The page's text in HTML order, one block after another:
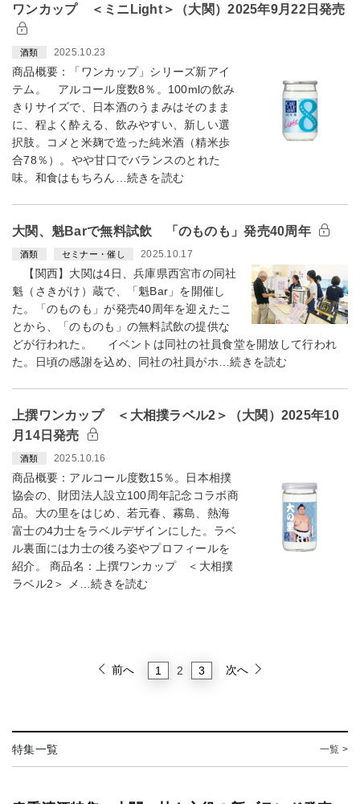
ワンカップ ＜ミニLight＞（大関）2025年9月22日発売
酒類 2025.10.23
商品概要：「ワンカップ」シリーズ新アイ
テム。 アルコール度数8％。100mlの飲み
きりサイズで、日本酒のうまみはそのまま
に、程よく酔える、飲みやすい、新しい選
択肢。コメと米麹で造った純米酒（精米歩
合78％）。やや甘口でバランスのとれた
味。和食はもちろん…続きを読む
大関、魁Barで無料試飲 「のものも」発売40周年
酒類 セミナー・催し 2025.10.17
【関西】大関は4日、兵庫県西宮市の同社
魁（さきがけ）蔵で、「魁Bar」を開催し
た。「のものも」が発売40周年を迎えたこ
とから、「のものも」の無料試飲の提供な
どが行われた。 イベントは同社の社員食堂を開放して行われ
た。日頃の感謝を込め、同社の社員がホ…続きを読む
上撰ワンカップ ＜大相撲ラベル2＞（大関）2025年10
月14日発売
酒類 2025.10.16
商品概要：アルコール度数15％。日本相撲
協会の、財団法人設立100周年記念コラボ商
品。大の里をはじめ、若元春、霧島、熱海
富士の4力士をラベルデザインにした。ラベ
ル裏面には力士の後ろ姿やプロフィールを
紹介。 商品名：上撰ワンカップ ＜大相撲
ラベル2＞ メ…続きを読む
前へ 1 2 3 次へ
特集一覧 一覧 >